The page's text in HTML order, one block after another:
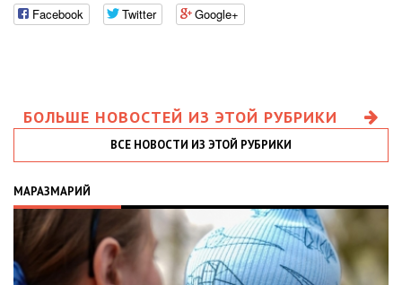
Facebook Twitter Google+
БОЛЬШЕ НОВОСТЕЙ ИЗ ЭТОЙ РУБРИКИ
ВСЕ НОВОСТИ ИЗ ЭТОЙ РУБРИКИ
МАРАЗМАРИЙ